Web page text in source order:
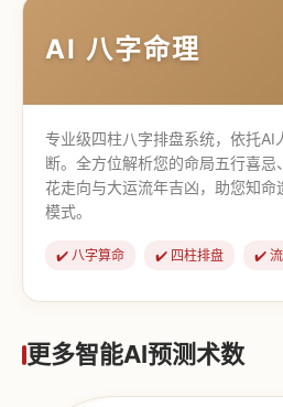
AI 八字命理
专业级四柱八字排盘系统，依托AI
断。全方位解析您的命局五行喜
花走向与大运流年吉凶，助您知
模式。
✔️ 八字算命 ✔️ 四柱排盘 ✔️
更多智能AI预测术数